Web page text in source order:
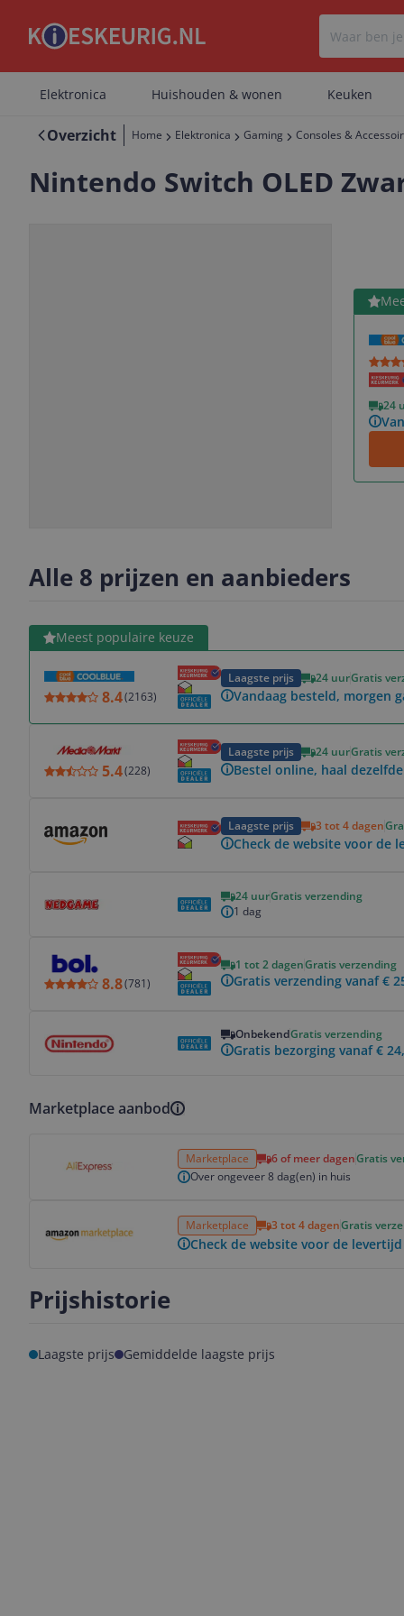
Elektronica Huishouden & wonen Keuken
Overzicht Home Elektronica Gaming Consoles &
Nintendo Switch OLED
24
Bekijk
Alle 8 prijzen en aanbieders
Meest populaire keuze
8.4(2163)
Laagste prijs 24 uurGratis
Vandaag besteld, morgen
Bekijk product
5.4(228)
Laagste prijs 24 uurGratis
Bestel online, haal
Laagste prijs 3 tot 4 dagen
Check de website voor de
24 uurGratis verzending
1 dag
8.8(781)
1 tot 2 dagenGratis verzending
Gratis verzending vanaf €
OnbekendGratis verzending
Gratis bezorging vanaf €
Marketplace aanbod
Marketplace 6 of meer dagenGratis
Over ongeveer 8 dag(en) in huis
Marketplace 3 tot 4 dagenGratis
Check de website voor de
Prijshistorie
Laagste prijs Gemiddelde laagste prijs